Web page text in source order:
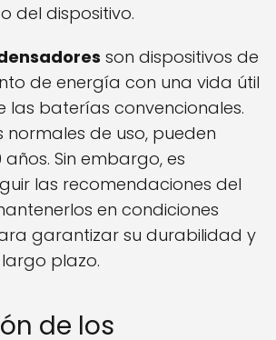
del dispositivo.
son dispositivos de
de energía con una vida útil
las baterías convencionales.
normales de uso, pueden
Sin embargo, es
las recomendaciones del
en condiciones
garantizar su durabilidad y
plazo.
de los